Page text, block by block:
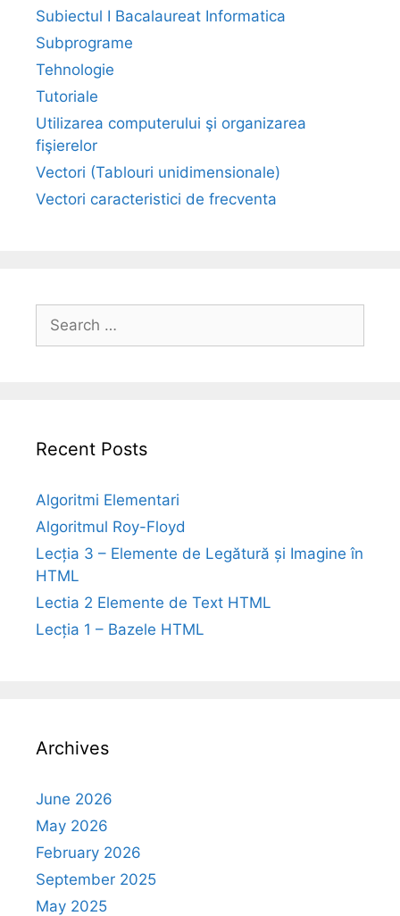
Subiectul I Bacalaureat Informatica
Subprograme
Tehnologie
Tutoriale
Utilizarea computerului şi organizarea
fişierelor
Vectori (Tablouri unidimensionale)
Vectori caracteristici de frecventa
for:
Recent Posts
Algoritmi Elementari
Algoritmul Roy-Floyd
Lecția 3 – Elemente de Legătură și Imagine în
HTML
Lectia 2 Elemente de Text HTML
Lecția 1 – Bazele HTML
Archives
June 2026
May 2026
February 2026
September 2025
May 2025